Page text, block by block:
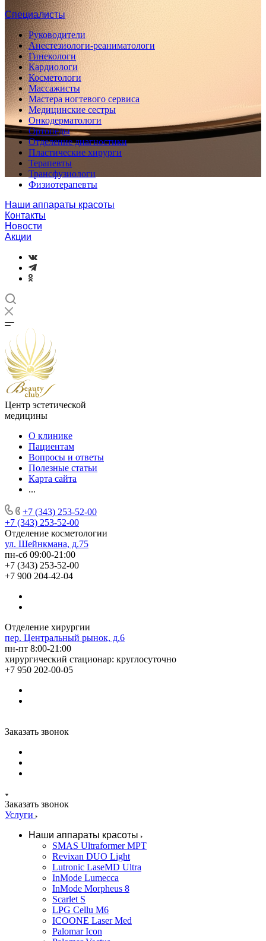
Специалисты
Руководители
Анестезиологи-реаниматологи
Гинекологи
Кардиологи
Косметологи
Массажисты
Мастера ногтевого сервиса
Медицинские сестры
Онкодерматологи
Ортопеды
Отделение диагностики
Пластические хирурги
Терапевты
Трансфузиологи
Физиотерапевты
Наши аппараты красоты
Контакты
Новости
Акции
Центр эстетической
медицины
О клинике
Пациентам
Вопросы и ответы
Полезные статьи
Карта сайта
...
+7 (343) 253-52-00
+7 (343) 253-52-00
Отделение косметологии
ул. Шейнкмана, д.75
пн-сб 09:00-21:00
+7 (343) 253-52-00
+7 900 204-42-04
Отделение хирургии
пер. Центральный рынок, д.6
пн-пт 8:00-21:00
хирургический стационар: круглосуточно
+7 950 202-00-05
Заказать звонок
Заказать звонок
Услуги
Наши аппараты красоты
SMAS Ultraformer MPT
Revixan DUO Light
Lutronic LaseMD Ultra
InMode Lumecca
InMode Morpheus 8
Scarlet S
LPG Cellu M6
ICOONE Laser Med
Palomar Icon